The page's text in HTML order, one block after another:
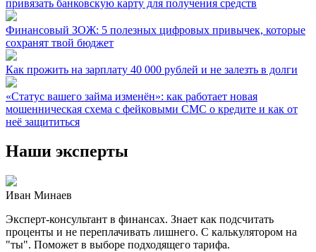
привязать банковскую карту для получения средств
Финансовый ЗОЖ: 5 полезных цифровых привычек, которые
сохранят твой бюджет
Как прожить на зарплату 40 000 рублей и не залезть в долги
«Статус вашего займа изменён»: как работает новая
мошенническая схема с фейковыми СМС о кредите и как от
неё защититься
Наши эксперты
Иван Минаев
Эксперт-консультант в финансах. Знает как подсчитать
проценты и не переплачивать лишнего. С калькулятором на
"ты". Поможет в выборе подходящего тарифа.